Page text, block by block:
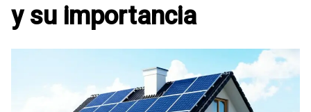
y su importancia